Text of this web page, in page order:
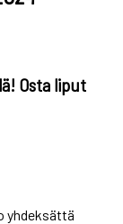
Osta liput
yhdeksättä